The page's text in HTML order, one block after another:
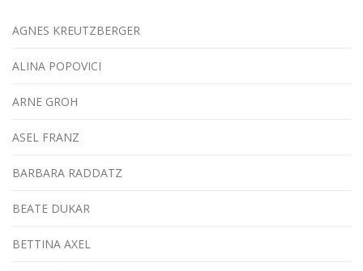
AGNES KREUTZBERGER
ALINA POPOVICI
ARNE GROH
ASEL FRANZ
BARBARA RADDATZ
BEATE DUKAR
BETTINA AXEL